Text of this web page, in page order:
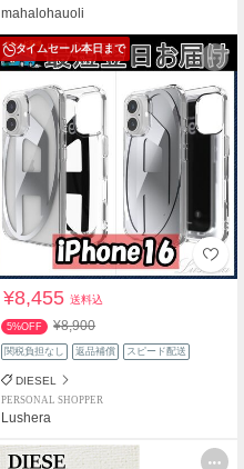
mahalohauoli
タイムセール本日まで
¥8,455送料込
5%OFF ¥8,900
関税負担なし 返品補償 スピード配送
DIESEL
PERSONAL SHOPPER
Lushera